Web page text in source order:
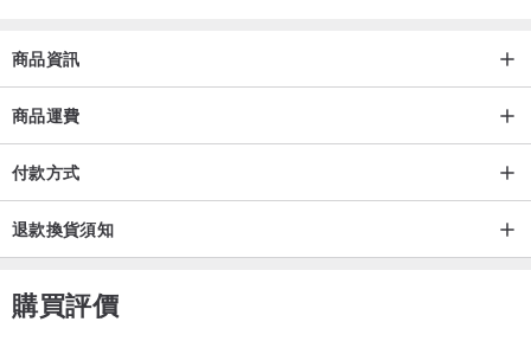
劑，在人生各個生長發育階段，從幼年到成年，再到老年，都肩負著
能缺乏的巨量礦物質。
微量元素「鉻」（Cr）它是對維持人體正常生理功能具有相當的重要
須靠天然食物或補充劑來進行吸收，第2型糖尿病患可以增加對胰島素
流失速度比一般人快，因此這三種人特別需要。
商品資訊
商品運費
付款方式
退款換貨須知
購買評價